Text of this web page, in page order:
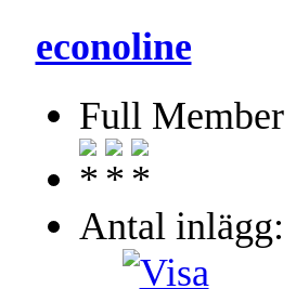
econoline
Full Member
Antal inlägg: